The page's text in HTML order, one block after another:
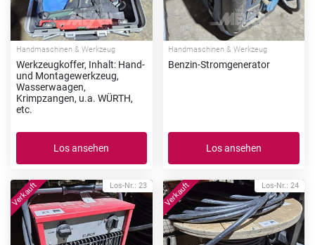
Handmaschinen & Werkzeug
Werkzeugkoffer, Inhalt: Hand-
und Montagewerkzeug,
Wasserwaagen,
Krimpzangen, u.a. WÜRTH,
etc.
Los ansehen
Handmaschinen & Werkzeug
Benzin-Stromgenerator
Los ansehen
Los-Nr.: 23 Los-Nr.: 24